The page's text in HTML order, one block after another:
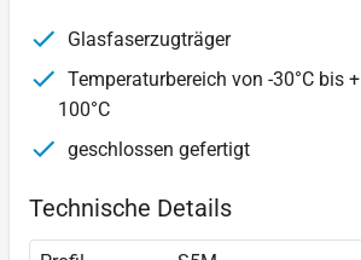
Glasfaserzugträger
Temperaturbereich von -30°C bis +
100°C
geschlossen gefertigt
Technische Details